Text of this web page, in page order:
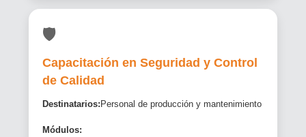
🛡️
Capacitación en Seguridad y Control
de Calidad
Destinatarios: Personal de producción y mantenimiento
Módulos: